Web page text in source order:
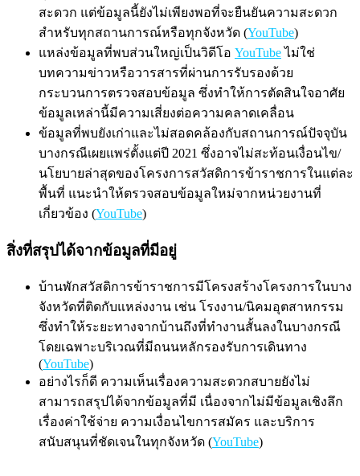
สะดวก แต่ข้อมูลนี้ยังไม่เพียงพอที่จะยืนยันความสะดวก
สำหรับทุกสถานการณ์หรือทุกจังหวัด (YouTube)
แหล่งข้อมูลที่พบส่วนใหญ่เป็นวิดีโอ YouTubeไม่ใช่
บทความข่าวหรือวารสารที่ผ่านการรับรองด้วย
กระบวนการตรวจสอบข้อมูล ซึ่งทำให้การตัดสินใจอาศัย
ข้อมูลเหล่านี้มีความเสี่ยงต่อความคลาดเคลื่อน
ข้อมูลที่พบยังเก่าและไม่สอดคล้องกับสถานการณ์ปัจจุบัน
บางกรณีเผยแพร่ตั้งแต่ปี 2021 ซึ่งอาจไม่สะท้อนเงื่อนไข/
นโยบายล่าสุดของโครงการสวัสดิการข้าราชการในแต่ละ
พื้นที่ แนะนำให้ตรวจสอบข้อมูลใหม่จากหน่วยงานที่
เกี่ยวข้อง (YouTube)
สิ่งที่สรุปได้จากข้อมูลที่มีอยู่
บ้านพักสวัสดิการข้าราชการมีโครงสร้างโครงการในบาง
จังหวัดที่ติดกับแหล่งงาน เช่น โรงงาน/นิคมอุตสาหกรรม
ซึ่งทำให้ระยะทางจากบ้านถึงที่ทำงานสั้นลงในบางกรณี
โดยเฉพาะบริเวณที่มีถนนหลักรองรับการเดินทาง
(YouTube)
อย่างไรก็ดี ความเห็นเรื่องความสะดวกสบายยังไม่
สามารถสรุปได้จากข้อมูลที่มี เนื่องจากไม่มีข้อมูลเชิงลึก
เรื่องค่าใช้จ่าย ความเงื่อนไขการสมัคร และบริการ
สนับสนุนที่ชัดเจนในทุกจังหวัด (YouTube)